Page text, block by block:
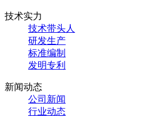
技术实力
技术带头人
研发生产
标准编制
发明专利
新闻动态
公司新闻
行业动态